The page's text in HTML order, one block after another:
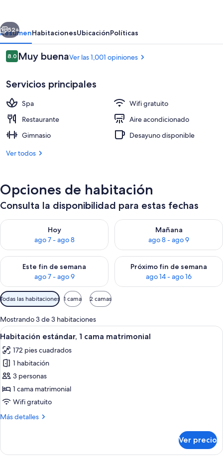
Myeongdong
Spa
Siguiente
52+
ResumenHabitacionesUbicaciónPolíticas
Opiniones
8.08.0 de 10,
Muy buenaVer las 1,001 opiniones
Servicios principales
Spa
Wifi gratuito
Restaurante
Aire acondicionado
Gimnasio
Desayuno disponible
Ver todos
Opciones de habitación
Consulta la disponibilidad para estas fechas
Hoy
ago 7 - ago 8
Consulta la disponibilidad para hoy ago 7 - ago 8
Mañana
ago 8 - ago 9
Consulta la disponibilidad
Este fin de semana
ago 7 - ago 9
Consulta la disponibilidad para este fin de semana ago 7 -
Próximo fin de semana
ago 14 - ago 16
Consulta la disponibilidad
Filtros
disponibles
para
las
habitaciones
Todas las habitaciones 1 cama 2 camas
Mostrando 3 de 3 habitaciones
Abrir
todas
las
fotos
de
Habitación
estándar,
cama
Habitación de hotel con una cama
8
Habitación estándar, 1 cama matrimonial
172 pies cuadrados
1 habitación
3 personas
1 cama matrimonial
Wifi gratuito
Más detalles
Más
estándar,
Ver precio